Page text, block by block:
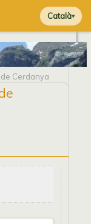
Català
Cerdanya